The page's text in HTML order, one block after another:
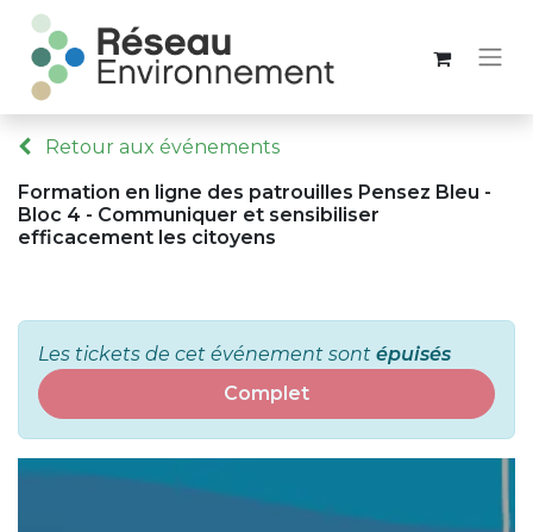
Retour aux événements
Formation en ligne des patrouilles Pensez Bleu -
Bloc 4 - Communiquer et sensibiliser
efficacement les citoyens
Les tickets de cet événement sont épuisés
Complet